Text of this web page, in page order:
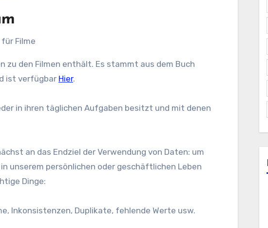
zu den Filmen enthält. Es stammt aus dem Buch
ist verfügbar Hier.
in ihren täglichen Aufgaben besitzt und mit denen
an das Endziel der Verwendung von Daten: um
unserem persönlichen oder geschäftlichen Leben
Dinge:
Inkonsistenzen, Duplikate, fehlende Werte usw.